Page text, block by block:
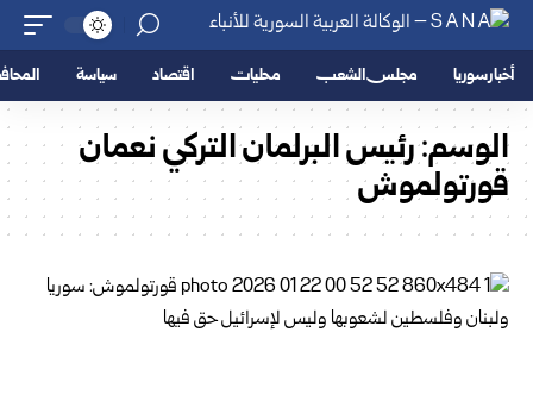
أخبار سوريا مجلس الشعب محليات اقتصاد سياسة
الوسم:رئيس البرلمان التركي نعمان
قورتولموش